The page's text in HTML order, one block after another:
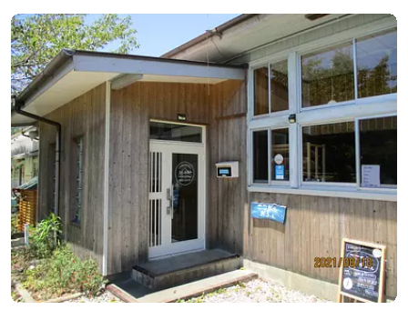
るまち」にある当館は、ご宿泊のお客様にその時期に採れた旬の
「ウエルカムみかん」や無農薬野菜の...